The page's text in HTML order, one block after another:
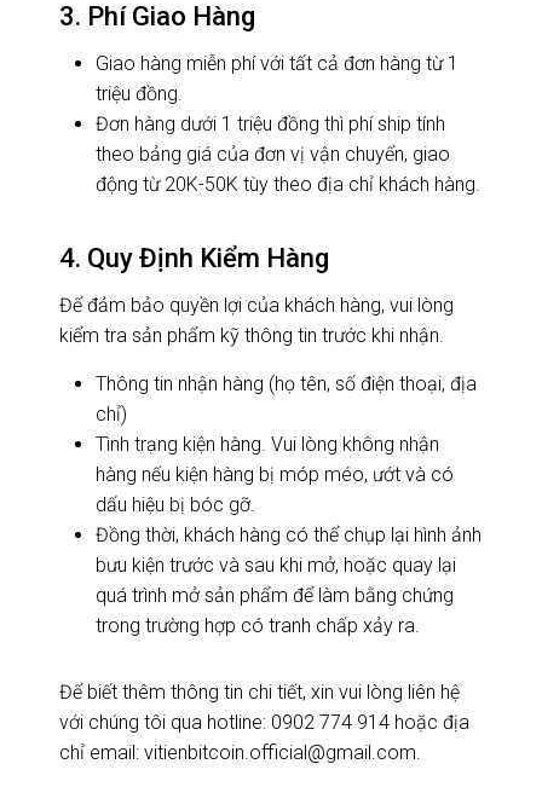
3. Phí Giao Hàng
Giao hàng miễn phí với tất cả đơn hàng từ 1
triệu đồng.
Đơn hàng dưới 1 triệu đồng thì phí ship tính
theo bảng giá của đơn vị vận chuyển, giao
động từ 20K-50K tùy theo địa chỉ khách hàng.
4. Quy Định Kiểm Hàng
Để đảm bảo quyền lợi của khách hàng, vui lòng
kiểm tra sản phẩm kỹ thông tin trước khi nhận.
Thông tin nhận hàng (họ tên, số điện thoại, địa
chỉ)
Tình trạng kiện hàng. Vui lòng không nhận
hàng nếu kiện hàng bị móp méo, ướt và có
dấu hiệu bị bóc gỡ.
Đồng thời, khách hàng có thể chụp lại hình ảnh
bưu kiện trước và sau khi mở, hoặc quay lại
quá trình mở sản phẩm để làm bằng chứng
trong trường hợp có tranh chấp xảy ra.
Để biết thêm thông tin chi tiết, xin vui lòng liên hệ
với chúng tôi qua hotline: 0902 774 914 hoặc địa
chỉ email: vitienbitcoin.official@gmail.com.